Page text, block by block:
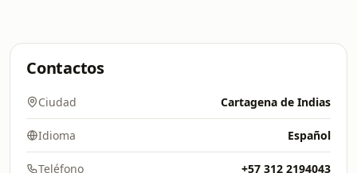
Contactos
Ciudad Cartagena de Indias
Idioma Español
Teléfono +57 312 2194043